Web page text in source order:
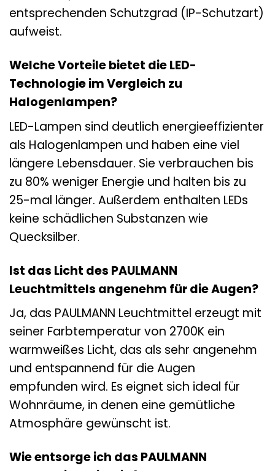
entsprechenden Schutzgrad (IP-Schutzart)
aufweist.
Welche Vorteile bietet die LED-
Technologie im Vergleich zu
Halogenlampen?
LED-Lampen sind deutlich energieeffizienter
als Halogenlampen und haben eine viel
längere Lebensdauer. Sie verbrauchen bis
zu 80% weniger Energie und halten bis zu
25-mal länger. Außerdem enthalten LEDs
keine schädlichen Substanzen wie
Quecksilber.
Ist das Licht des PAULMANN
Leuchtmittels angenehm für die Augen?
Ja, das PAULMANN Leuchtmittel erzeugt mit
seiner Farbtemperatur von 2700K ein
warmweißes Licht, das als sehr angenehm
und entspannend für die Augen
empfunden wird. Es eignet sich ideal für
Wohnräume, in denen eine gemütliche
Atmosphäre gewünscht ist.
Wie entsorge ich das PAULMANN